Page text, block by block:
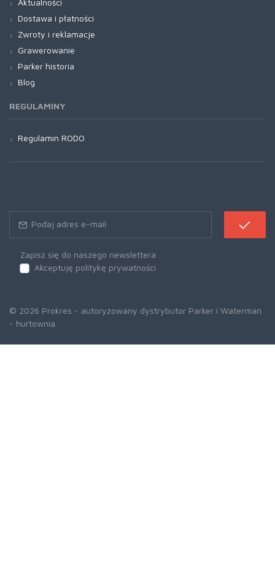
Aktualności
Dostawa i płatności
Zwroty i reklamacje
Grawerowanie
Parker historia
Blog
REGULAMINY
Regulamin RODO
Zapisz się do naszego newslettera
Akceptuję politykę prywatności
© 2026 Prokres - autoryzowany dystrybutor Parker i Waterman
- hurtownia.